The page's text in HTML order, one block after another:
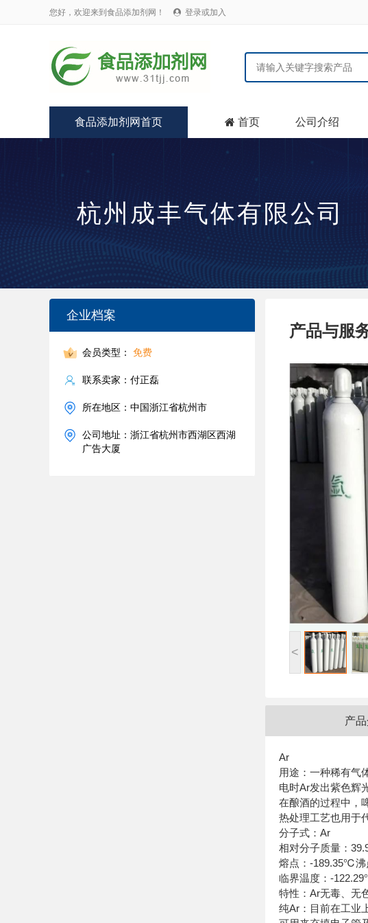
您好，欢迎来到食品添加剂网！  登录或加入
食品添加剂网首页  首页 公司介绍
杭州成丰气体有限公司
企业档案
会员类型： 免费
联系卖家：付正磊
所在地区：中国浙江省杭州市
公司地址：浙江省杭州市西湖区西湖
广告大厦
产品与服
<
产
Ar
用途：一种稀有气
电时Ar发出紫色辉
在酿酒的过程中，
热处理工艺也用于
分子式：
相对分子质量：
熔点： -189.35℃沸
临界温度： -
特性：Ar无毒、无
纯Ar ：目前在工业